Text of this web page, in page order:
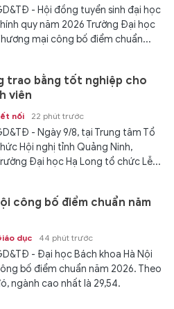
- Hội đồng tuyển sinh đại học
quy năm 2026 Trường Đại học
mại công bố điểm chuẩn...
trao bằng tốt nghiệp cho
viên
nối 22 phút trước
- Ngày 9/8, tại Trung tâm Tổ
Hội nghị tỉnh Quảng Ninh,
Đại học Hạ Long tổ chức Lễ...
công bố điểm chuẩn năm
dục 44 phút trước
- Đại học Bách khoa Hà Nội
bố điểm chuẩn năm 2026. Theo
ngành cao nhất là 29,54.